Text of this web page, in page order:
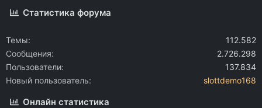
Статистика форума
Темы
112.582
Сообщения
2.726.298
Пользователи
137.834
Новый пользователь
slottdemo168
Онлайн статистика